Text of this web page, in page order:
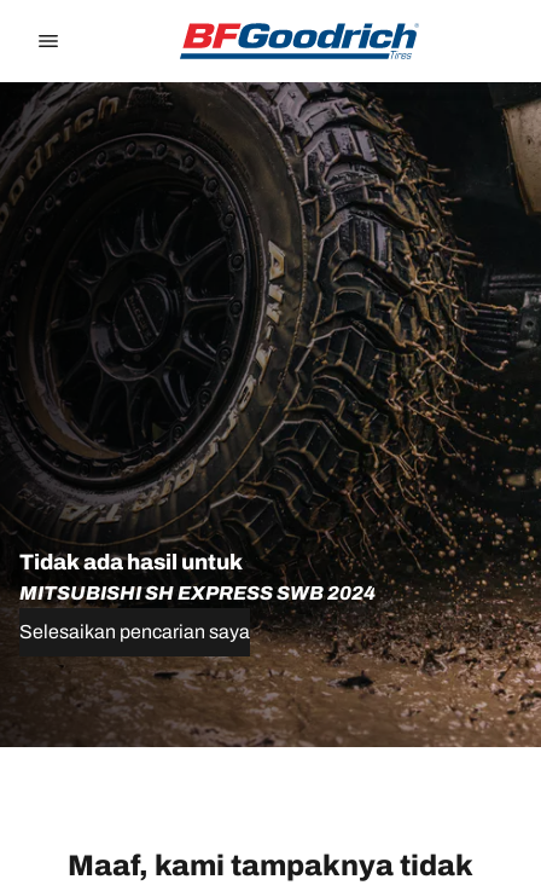
Tidak ada hasil untuk
MITSUBISHI SH EXPRESS SWB 2024
Selesaikan pencarian saya
Maaf, kami tampaknya tidak